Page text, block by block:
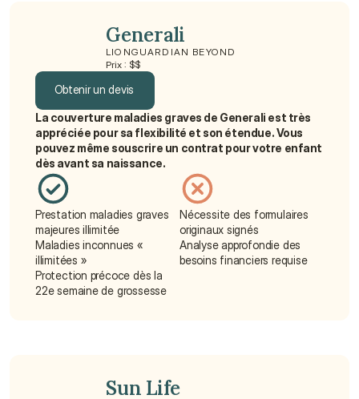
Generali
LIONGUARDIAN BEYOND
Prix : $$
Obtenir un devis
Obtenir un devis
La couverture maladies graves de Generali est très
appréciée pour sa flexibilité et son étendue. Vous
pouvez même souscrire un contrat pour votre enfant
dès avant sa naissance.
Prestation maladies graves
majeures illimitée
Maladies inconnues «
illimitées »
Protection précoce dès la
22e semaine de grossesse
Nécessite des formulaires
originaux signés
Analyse approfondie des
besoins financiers requise
Sun Life